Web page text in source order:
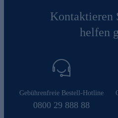
Kontaktieren
helfen
Gebührenfreie Bestell-Hotline
0800 29 888 88